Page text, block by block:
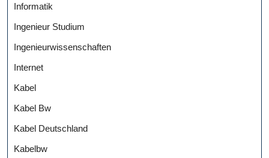
Informatik
Ingenieur Studium
Ingenieurwissenschaften
Internet
Kabel
Kabel Bw
Kabel Deutschland
Kabelbw